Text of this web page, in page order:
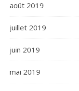
août 2019
juillet 2019
juin 2019
mai 2019